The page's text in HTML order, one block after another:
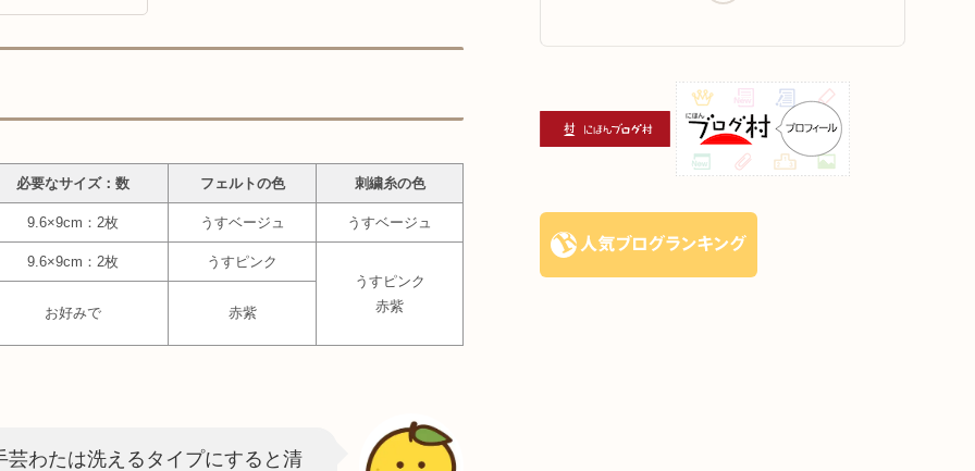
必要なサイズ：数 フェルトの色 刺繍糸の色
9.6×9cm：2枚 うすベージュ うすベージュ
9.6×9cm：2枚
うすピンク
うすピンク
赤紫
お好みで 赤紫
わたは洗えるタイプにすると清